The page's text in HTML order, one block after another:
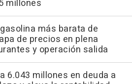
millones
más barata de
de precios en plena
y operación salida
6.043 millones en deuda a